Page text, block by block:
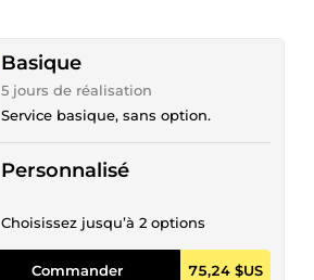
Basique
5 jours de réalisation
Service basique, sans option.
Personnalisé
Choisissez jusqu’à 2 options
Commander 75,24 $US